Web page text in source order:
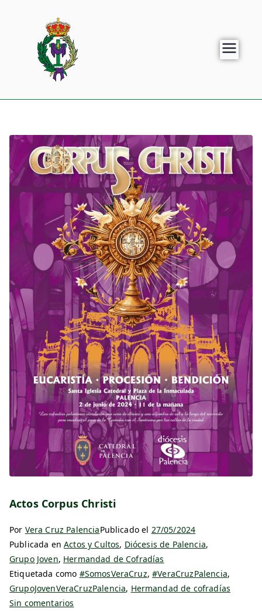
Actos Corpus Christi
Por Vera Cruz PalenciaPublicado el 27/05/2024
Publicada enActos y Cultos, Diócesis de Palencia,
Grupo Joven, Hermandad de Cofradías
Etiquetada como #SomosVeraCruz,#VeraCruzPalencia,
GrupoJovenVeraCruzPalencia, Hermandad de cofradías
Sin comentarios